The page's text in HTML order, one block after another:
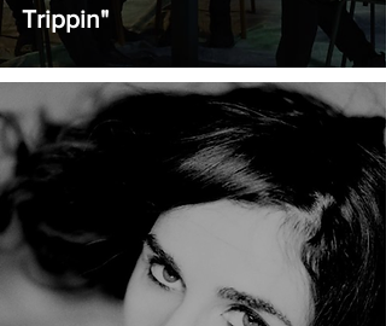
Trippin"